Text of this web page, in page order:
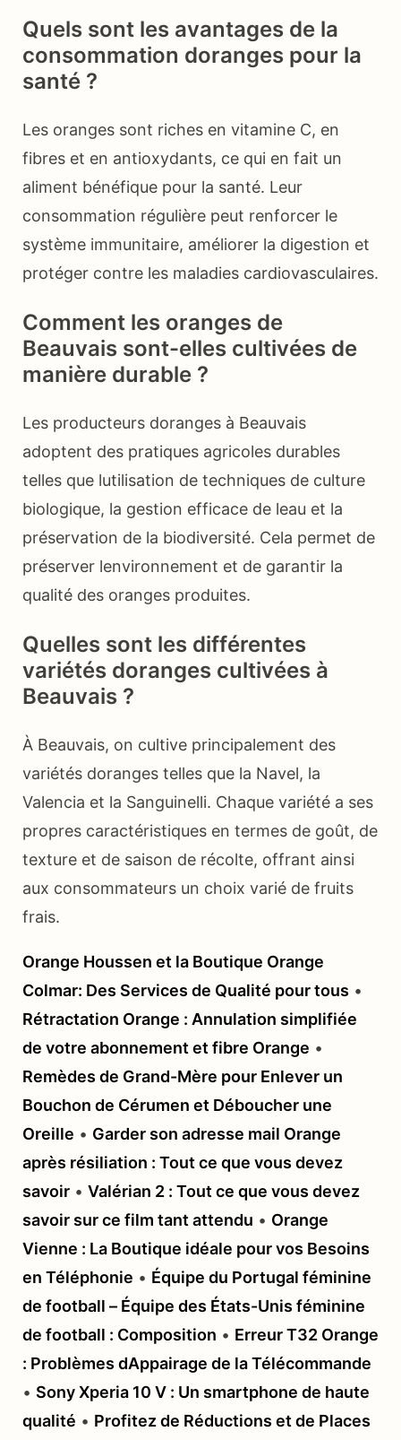
Quels sont les avantages de la
consommation doranges pour la
santé ?
Les oranges sont riches en vitamine C, en
fibres et en antioxydants, ce qui en fait un
aliment bénéfique pour la santé. Leur
consommation régulière peut renforcer le
système immunitaire, améliorer la digestion et
protéger contre les maladies cardiovasculaires.
Comment les oranges de
Beauvais sont-elles cultivées de
manière durable ?
Les producteurs doranges à Beauvais
adoptent des pratiques agricoles durables
telles que lutilisation de techniques de culture
biologique, la gestion efficace de leau et la
préservation de la biodiversité. Cela permet de
préserver lenvironnement et de garantir la
qualité des oranges produites.
Quelles sont les différentes
variétés doranges cultivées à
Beauvais ?
À Beauvais, on cultive principalement des
variétés doranges telles que la Navel, la
Valencia et la Sanguinelli. Chaque variété a ses
propres caractéristiques en termes de goût, de
texture et de saison de récolte, offrant ainsi
aux consommateurs un choix varié de fruits
frais.
Orange Houssen et la Boutique Orange
Colmar: Des Services de Qualité pour tous •
Rétractation Orange : Annulation simplifiée
de votre abonnement et fibre Orange •
Remèdes de Grand-Mère pour Enlever un
Bouchon de Cérumen et Déboucher une
Oreille • Garder son adresse mail Orange
après résiliation : Tout ce que vous devez
savoir • Valérian 2 : Tout ce que vous devez
savoir sur ce film tant attendu • Orange
Vienne : La Boutique idéale pour vos Besoins
en Téléphonie • Équipe du Portugal féminine
de football – Équipe des États-Unis féminine
de football : Composition • Erreur T32 Orange
: Problèmes dAppairage de la Télécommande
• Sony Xperia 10 V : Un smartphone de haute
qualité • Profitez de Réductions et de Places